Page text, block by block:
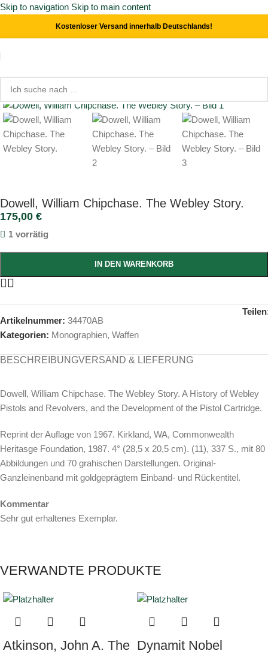
Skip to navigation Skip to main content
Kostenloser Versand innerhalb Deutschlands!
Start/ Waffen /Monographien
Click to enlarge
Dowell, William Chipchase. The Webley Story.
175,00 €
1 vorrätig
IN DEN WARENKORB
Artikelnummer: 34470AB
Kategorien: Monographien, Waffen
BESCHREIBUNGVERSAND & LIEFERUNG
Dowell, William Chipchase. The Webley Story. A History of Webley
Pistols and Revolvers, and the Development of the Pistol Cartridge.
Reprint der Auflage von 1967. Kirkland, WA, Commonwealth
Heritasge Foundation, 1987. 4° (28,5 x 20,5 cm). (11), 337 S., mit 80
Abbildungen und 70 grahischen Darstellungen. Original-
Ganzleinenband mit goldgeprägtem Einband- und Rückentitel.
Kommentar
Sehr gut erhaltenes Exemplar.
VERWANDTE PRODUKTE
Atkinson, John A. The Dynamit Nobel